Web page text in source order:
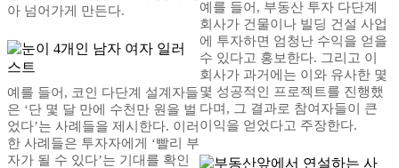
아 넘어가게 만든다.
예를 들어, 코인 다단계 설계자들
은 ‘단 몇 달 만에 수천만 원을 벌
었다’는 사례들을 제시한다. 이러
한 사례들은 투자자에게 ‘빨리 부
자가 될 수 있다’는 기대를 확인
예를 들어, 부동산 투자 다단계
회사가 건물이나 빌딩 건설 사업
에 투자하면 엄청난 수익을 얻을
수 있다고 홍보한다. 그리고 이
회사가 과거에는 이와 유사한 몇
몇 성공적인 프로젝트를 진행했
다며, 그 결과로 참여자들이 큰
이익을 얻었다고 주장한다.